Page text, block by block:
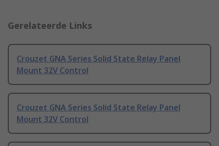
Gerelateerde Links
Crouzet GNA Series Solid State Relay Panel
Mount 32V Control
Crouzet GNA Series Solid State Relay Panel
Mount 32V Control